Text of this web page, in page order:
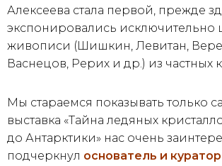
Алексеева стала первой, прежде
экспонировались исключительно
живописи (Шишкин, Левитан,
Васнецов, Рерих и др.) из частных
Мы стараемся показывать только
выставка «Тайна ледяных
до Антарктики» нас очень
подчеркнул основатель и